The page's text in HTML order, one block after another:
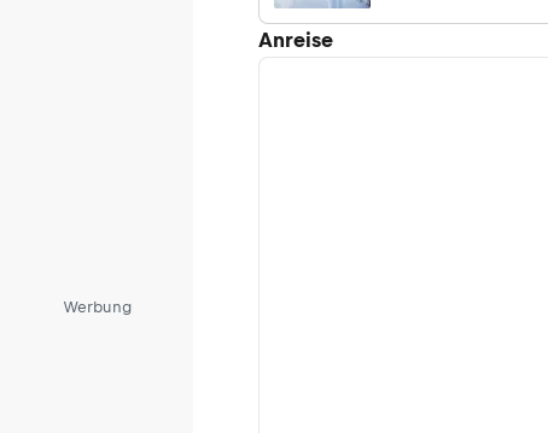
Werbung
Seefeld
Anreise